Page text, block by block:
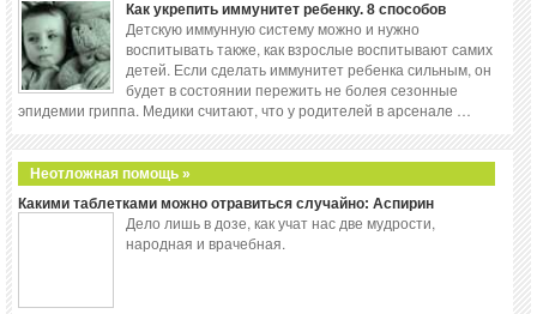
Как укрепить иммунитет ребенку. 8 способов
Детскую иммунную систему можно и нужно
воспитывать также, как взрослые воспитывают самих
детей. Если сделать иммунитет ребенка сильным, он
будет в состоянии пережить не болея сезонные
эпидемии гриппа. Медики считают, что у родителей в арсенале …
Неотложная помощь »
Какими таблетками можно отравиться случайно: Аспирин
Дело лишь в дозе, как учат нас две мудрости,
народная и врачебная.